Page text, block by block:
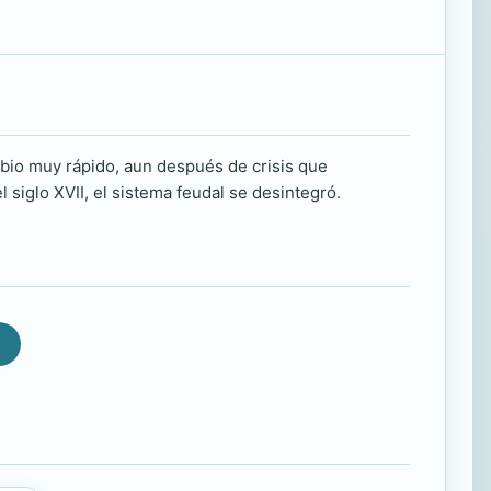
muy rápido, aun después de crisis que
XVII, el sistema feudal se desintegró.